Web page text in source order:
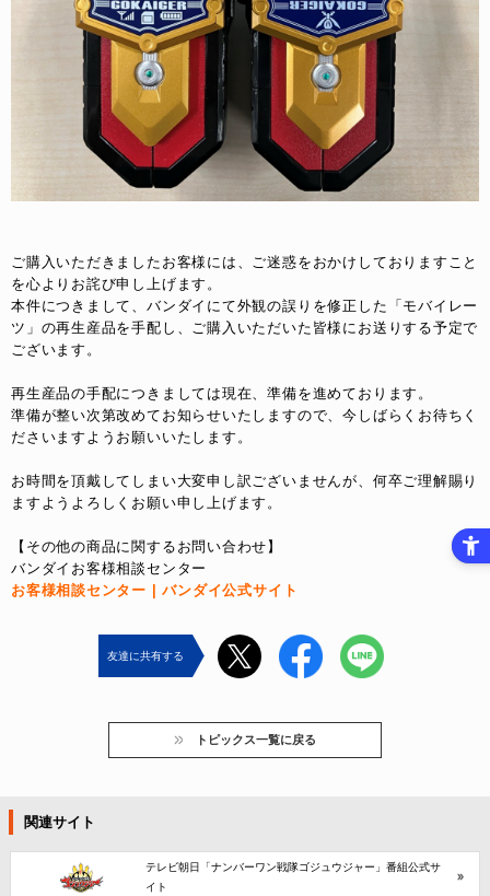
ご購入いただきましたお客様には、ご迷惑をおかけしておりますこと
を心よりお詫び申し上げます。
本件につきまして、バンダイにて外観の誤りを修正した「モバイレー
ツ」の再生産品を手配し、ご購入いただいた皆様にお送りする予定で
ございます。
再生産品の手配につきましては現在、準備を進めております。
準備が整い次第改めてお知らせいたしますので、今しばらくお待ちく
ださいますようお願いいたします。
お時間を頂戴してしまい大変申し訳ございませんが、何卒ご理解賜り
ますようよろしくお願い申し上げます。
【その他の商品に関するお問い合わせ】
バンダイお客様相談センター
お客様相談センター | バンダイ公式サイト
友達に共有する
トピックス一覧に戻る
関連サイト
テレビ朝日「ナンバーワン戦隊ゴジュウジャー」番組公式サ
イト